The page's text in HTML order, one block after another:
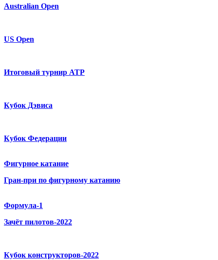
Australian Open
US Open
Итоговый турнир ATP
Кубок Дэвиса
Кубок Федерации
Фигурное катание
Гран-при по фигурному катанию
Формула-1
Зачёт пилотов-2022
Кубок конструкторов-2022